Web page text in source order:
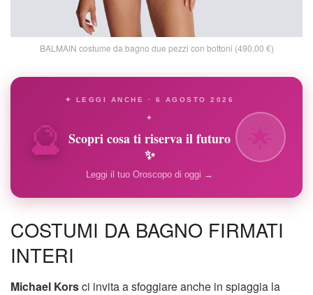
BALMAIN costume da bagno due pezzi con bottoni (490,00 €)
🔮
✦ LEGGI ANCHE · 6 AGOSTO 2026
✦
Scopri cosa ti riserva il futuro
✨
Leggi il tuo Oroscopo di oggi →
COSTUMI DA BAGNO FIRMATI
INTERI
Michael Korsci invita a sfoggiare anche in spiaggia la